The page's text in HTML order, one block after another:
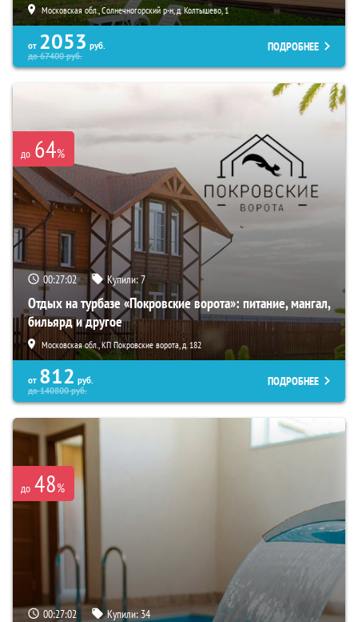
Московская обл., Солнечногорский р-н, д. Колтышево, 1
от 2053 руб.
до67400руб.
ПОДРОБНЕЕ
до 64%
00:27:01 Купили:7
Отдых на турбазе «Покровские ворота»: питание, мангал,
бильярд и другое
Московская обл., КП Покровские ворота, д. 182
от 812 руб.
до140800руб.
ПОДРОБНЕЕ
до 48%
00:27:01 Купили:34